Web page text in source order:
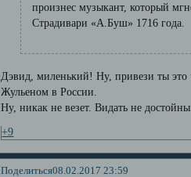
произнес музыкант, который
Страдивари «А.Буш» 1716 года.
Дэвид, миленький! Ну, привези ты это
Жульеном в России.
Ну, никак не везет. Видать не
+9
Поделиться08.02.2017 23:59